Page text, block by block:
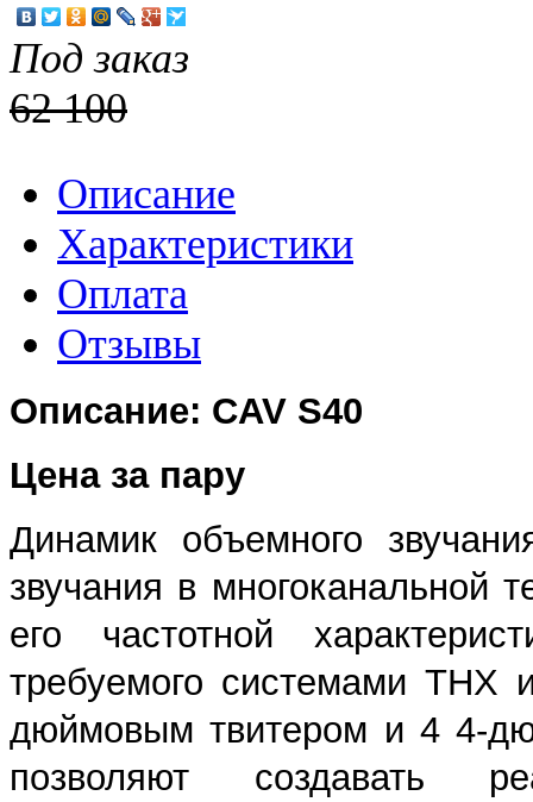
Под заказ
62 100
Описание
Характеристики
Оплата
Отзывы
Описание: CAV S40
Цена за пару
Динамик объемного
звучания в многоканальной
его частотной
требуемого системами
дюймовым твитером и 4 4-
позволяют создавать